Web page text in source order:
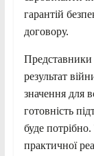
гарантій
договору.
Представники
результат
значення для
готовність
буде
практичної